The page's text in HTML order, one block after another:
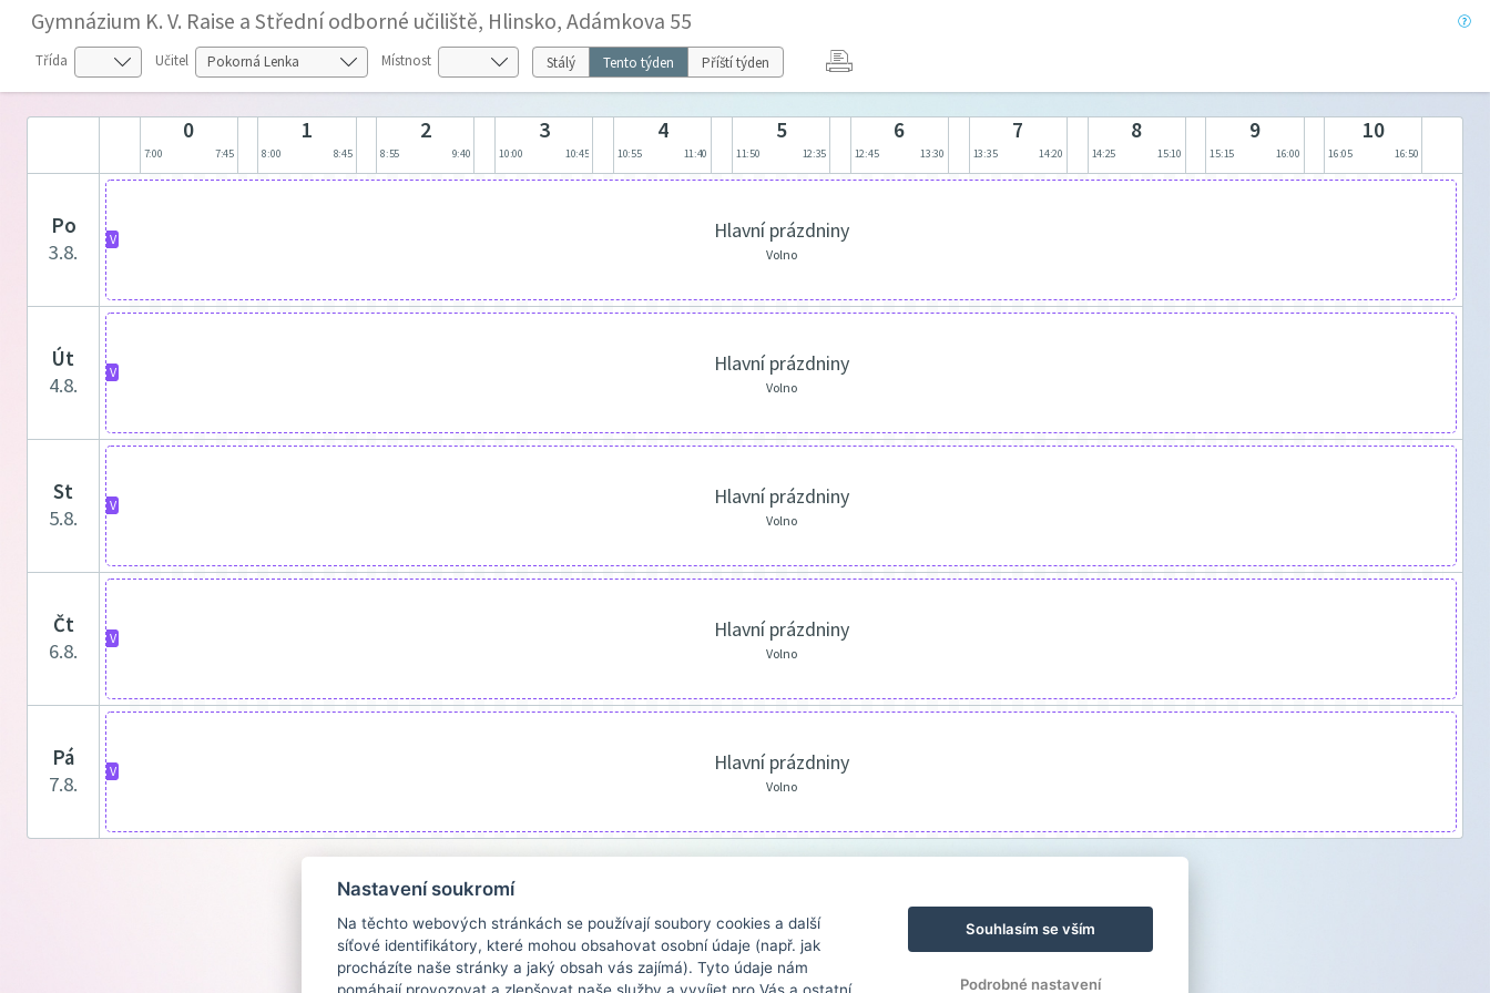
Gymnázium K. V. Raise a Střední odborné učiliště, Hlinsko, Adámkova 55
Třída Učitel Místnost Stálý Tento týden Příští týden
0
7:00 7:45
1
8:00 8:45
2
8:55 9:40
3
10:00 10:45
4
10:55 11:40
5
11:50 12:35
6
12:45 13:30
7
13:35 14:20
8
14:25 15:10
9
15:15 16:00
10
16:05 16:50
po
3.8.
V Hlavní prázdniny
Volno
út
4.8.
V Hlavní prázdniny
Volno
st
5.8.
V Hlavní prázdniny
Volno
čt
6.8.
V Hlavní prázdniny
Volno
pá
7.8.
V Hlavní prázdniny
Volno
Nastavení soukromí
Na těchto webových stránkách se používají soubory cookies a další
síťové identifikátory, které mohou obsahovat osobní údaje (např. jak
procházíte naše stránky a jaký obsah vás zajímá). Tyto údaje nám
Souhlasím se vším
Podrobné nastavení